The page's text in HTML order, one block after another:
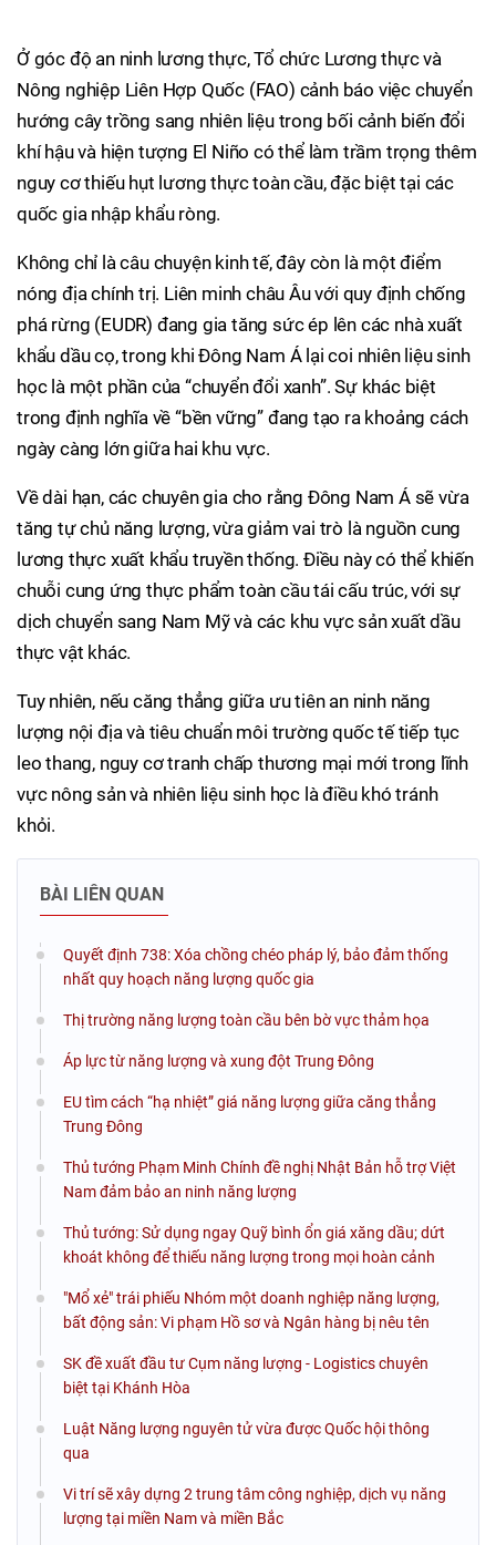
Ở góc độ an ninh lương thực, Tổ chức Lương thực và
Nông nghiệp Liên Hợp Quốc (FAO) cảnh báo việc chuyển
hướng cây trồng sang nhiên liệu trong bối cảnh biến đổi
khí hậu và hiện tượng El Niño có thể làm trầm trọng thêm
nguy cơ thiếu hụt lương thực toàn cầu, đặc biệt tại các
quốc gia nhập khẩu ròng.
Không chỉ là câu chuyện kinh tế, đây còn là một điểm
nóng địa chính trị. Liên minh châu Âu với quy định chống
phá rừng (EUDR) đang gia tăng sức ép lên các nhà xuất
khẩu dầu cọ, trong khi Đông Nam Á lại coi nhiên liệu sinh
học là một phần của “chuyển đổi xanh”. Sự khác biệt
trong định nghĩa về “bền vững” đang tạo ra khoảng cách
ngày càng lớn giữa hai khu vực.
Về dài hạn, các chuyên gia cho rằng Đông Nam Á sẽ vừa
tăng tự chủ năng lượng, vừa giảm vai trò là nguồn cung
lương thực xuất khẩu truyền thống. Điều này có thể khiến
chuỗi cung ứng thực phẩm toàn cầu tái cấu trúc, với sự
dịch chuyển sang Nam Mỹ và các khu vực sản xuất dầu
thực vật khác.
Tuy nhiên, nếu căng thẳng giữa ưu tiên an ninh năng
lượng nội địa và tiêu chuẩn môi trường quốc tế tiếp tục
leo thang, nguy cơ tranh chấp thương mại mới trong lĩnh
vực nông sản và nhiên liệu sinh học là điều khó tránh
khỏi.
BÀI LIÊN QUAN
Quyết định 738: Xóa chồng chéo pháp lý, bảo đảm thống
nhất quy hoạch năng lượng quốc gia
Thị trường năng lượng toàn cầu bên bờ vực thảm họa
Áp lực từ năng lượng và xung đột Trung Đông
EU tìm cách “hạ nhiệt” giá năng lượng giữa căng thẳng
Trung Đông
Thủ tướng Phạm Minh Chính đề nghị Nhật Bản hỗ trợ Việt
Nam đảm bảo an ninh năng lượng
Thủ tướng: Sử dụng ngay Quỹ bình ổn giá xăng dầu; dứt
khoát không để thiếu năng lượng trong mọi hoàn cảnh
"Mổ xẻ" trái phiếu Nhóm một doanh nghiệp năng lượng,
bất động sản: Vi phạm Hồ sơ và Ngân hàng bị nêu tên
SK đề xuất đầu tư Cụm năng lượng - Logistics chuyên
biệt tại Khánh Hòa
Luật Năng lượng nguyên tử vừa được Quốc hội thông
qua
Vi trí sẽ xây dựng 2 trung tâm công nghiệp, dịch vụ năng
lượng tại miền Nam và miền Bắc